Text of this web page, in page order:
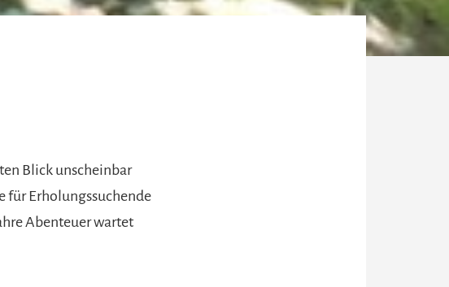
Blick unscheinbar
für Erholungssuchende
Abenteuer wartet